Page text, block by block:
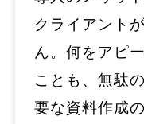
クライアント
ん。何をアピ
ことも、無駄
要な資料作成